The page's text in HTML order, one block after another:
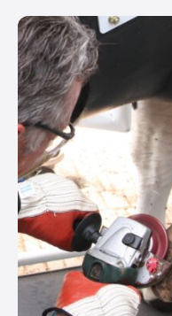
Dairy Japan抜粋記事
Dairy Japanニュース
皆さ
オ
COMPANY